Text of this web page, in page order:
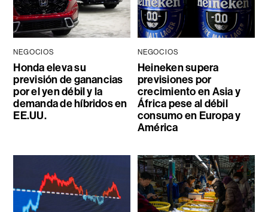
NEGOCIOS
Honda eleva su
previsión de ganancias
por el yen débil y la
demanda de híbridos en
EE.UU.
NEGOCIOS
Heineken supera
previsiones por
crecimiento en Asia y
África pese al débil
consumo en Europa y
América